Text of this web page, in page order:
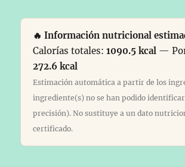
🔥 Información nutricional
Calorías totales:1090.5 kcal —
272.6 kcal
Estimación automática a partir de los
ingrediente(s) no se han podido
precisión). No sustituye a un dato
certificado.